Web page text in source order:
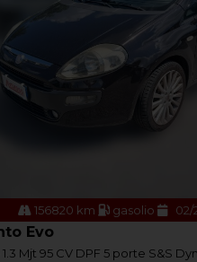
156820 km gasolio 02/
Evo
Mjt 95 CV DPF 5 porte S&S